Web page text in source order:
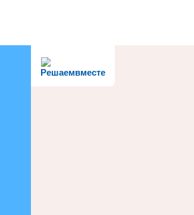
Решаемвместе